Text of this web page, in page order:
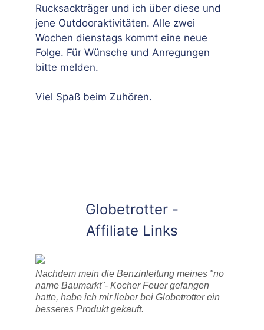
Rucksackträger und ich über diese und
jene Outdooraktivitäten. Alle zwei
Wochen dienstags kommt eine neue
Folge. Für Wünsche und Anregungen
bitte melden.
Viel Spaß beim Zuhören.
Globetrotter -
Affiliate Links
Nachdem mein die Benzinleitung meines "no
name Baumarkt"- Kocher Feuer gefangen
hatte, habe ich mir lieber bei Globetrotter ein
besseres Produkt gekauft.